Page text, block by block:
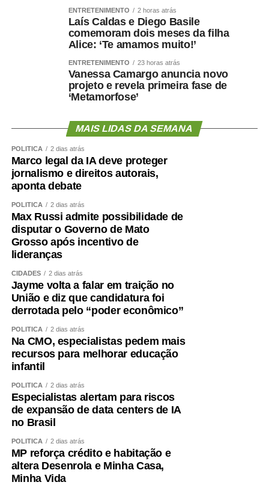
Outra ação inédita colocou Cuiabá em destaque no
cenário nacional. O HMC promoveu um mutirão exclusivo
elétricas decorrentes de acidentes de trabalho, tornando-
se a única unidade do país a realizar uma iniciativa
voltada exclusivamente para esse público.
Para o diretor técnico do HMC, Dr. Eduardo Andraus, os
indicadores confirmam a capacidade da unidade em
atender pacientes de média e alta complexidade.
“O HMC foi concebido para ser um hospital de alta
regulados das UPAs permite que essas unidades
continuem atendendo novos casos de urgência e
emergência. Contamos com equipes preparadas,
protocolos bem estabelecidos e uma estrutura capaz de
atender desde casos clínicos até situações de alta
complexidade, como politrauma, queimados e cirurgias
especializadas. Os resultados de maio e junho
demonstram que estamos cumprindo essa missão com
eficiência”, concluiu.
COMENTE ABAIXO:
WhatsApp
Facebook
Twitter
Messenger
LinkedIn
Share
ENTRETENIMENTO 2 horas atrás
Laís Caldas e Diego Basile
comemoram dois meses da filha
Alice: ‘Te amamos muito!’
ENTRETENIMENTO 23 horas atrás
Vanessa Camargo anuncia novo
projeto e revela primeira fase de
‘Metamorfose’
MAIS LIDAS DA SEMANA
POLÍTICA 2 dias atrás
Marco legal da IA deve proteger
jornalismo e direitos autorais,
aponta debate
POLÍTICA 2 dias atrás
Max Russi admite possibilidade de
disputar o Governo de Mato
Grosso após incentivo de
lideranças
CIDADES 2 dias atrás
Jayme volta a falar em traição no
União e diz que candidatura foi
derrotada pelo “poder econômico”
POLÍTICA 2 dias atrás
Na CMO, especialistas pedem mais
recursos para melhorar educação
infantil
POLÍTICA 2 dias atrás
Especialistas alertam para riscos
de expansão de data centers de IA
no Brasil
POLÍTICA 2 dias atrás
MP reforça crédito e habitação e
altera Desenrola e Minha Casa,
Minha Vida